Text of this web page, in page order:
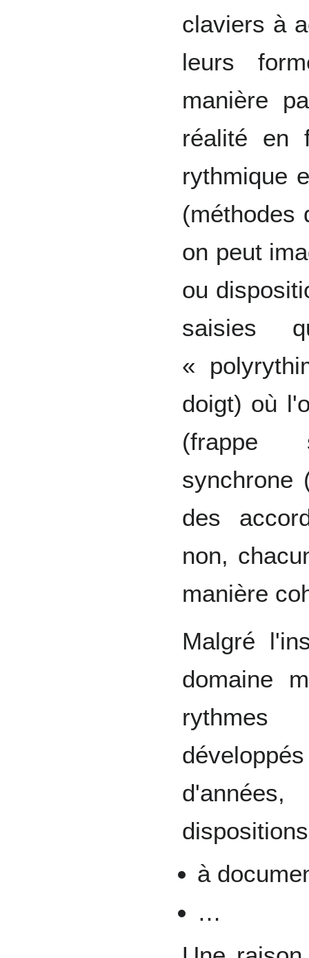
claviers à
leurs
manière
réalité en
rythmique
(méthodes
on peut
ou
saisies
«
doigt) où
(frappe
synchrone
des
non,
manière
Malgré
domaine
à
…